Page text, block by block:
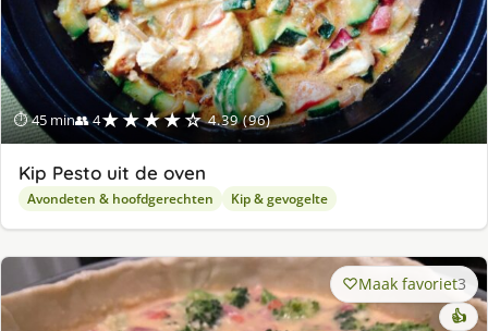
⏱ 45 min👥 4★★★★☆ 4.39 (96)
Kip Pesto uit de oven
Avondeten & hoofdgerechten Kip & gevogelte
Maak favoriet3
👍